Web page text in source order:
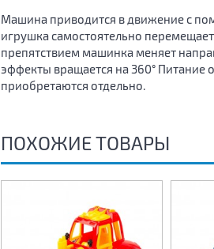
Машина приводится в движение с
игрушка самостоятельно
препятствием машинка меняет
эффекты вращается на 360° Питание
приобретаются отдельно.
ПОХОЖИЕ ТОВАРЫ